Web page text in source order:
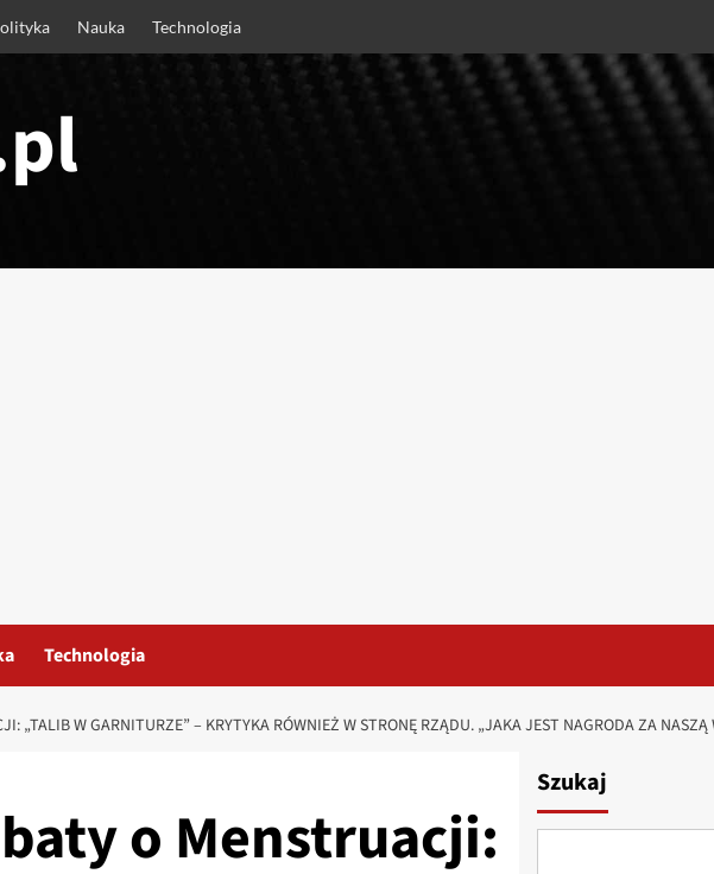
Nauka Technologia
Technologia
„TALIB W GARNITURZE” – KRYTYKA RÓWNIEŻ W STRONĘ RZĄDU. „JAKA JEST NAGRODA ZA NASZĄ
o Menstruacji:
Szukaj